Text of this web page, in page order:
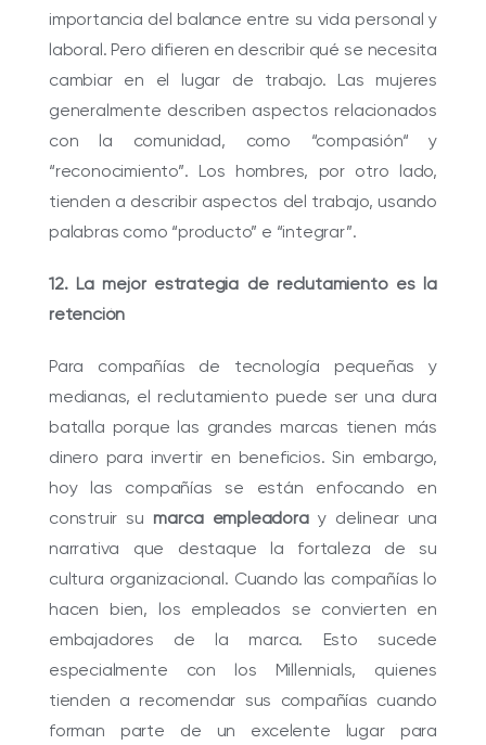
importancia del balance entre su vida personal y
laboral. Pero difieren en describir qué se necesita
cambiar en el lugar de trabajo. Las mujeres
generalmente describen aspectos relacionados
con la comunidad, como “compasión“ y
“reconocimiento”. Los hombres, por otro lado,
tienden a describir aspectos del trabajo, usando
palabras como “producto” e “integrar”.
12. La mejor estrategia de reclutamiento es la
retención
Para compañías de tecnología pequeñas y
medianas, el reclutamiento puede ser una dura
batalla porque las grandes marcas tienen más
dinero para invertir en beneficios. Sin embargo,
hoy las compañías se están enfocando en
construir su marca empleadoray delinear una
narrativa que destaque la fortaleza de su
cultura organizacional. Cuando las compañías lo
hacen bien, los empleados se convierten en
embajadores de la marca. Esto sucede
especialmente con los Millennials, quienes
tienden a recomendar sus compañías cuando
forman parte de un excelente lugar para